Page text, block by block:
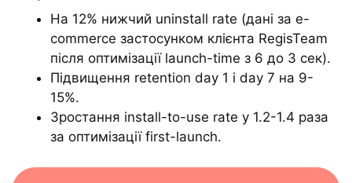
На 12% нижчий uninstall rate (дані за e-
commerce застосунком клієнта RegisTeam
після оптимізації launch-time з 6 до 3 сек).
Підвищення retention day 1 і day 7 на 9-
15%.
Зростання install-to-use rate у 1.2-1.4 раза
за оптимізації first-launch.